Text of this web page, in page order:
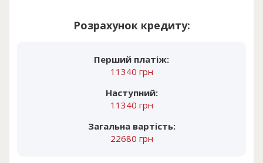
Розрахунок кредиту:
Перший платіж:
11340 грн
Наступний:
11340 грн
Загальна вартість:
22680 грн